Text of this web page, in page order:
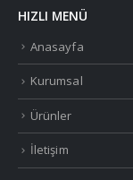
HIZLI MENÜ
Anasayfa
Kurumsal
Ürünler
İletişim